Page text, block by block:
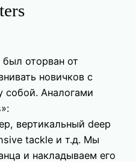
оторван от
новичков с
собой. Аналогами
вертикальный deep
tackle и т.д. Мы
и накладываем его